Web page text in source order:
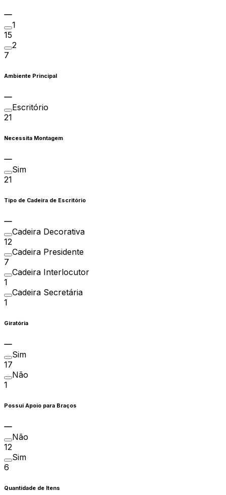
1
15
2
7
Ambiente Principal
Escritório
21
Necessita Montagem
Sim
21
Tipo de Cadeira de Escritório
Cadeira Decorativa
12
Cadeira Presidente
7
Cadeira Interlocutor
1
Cadeira Secretária
1
Giratória
Sim
17
Não
1
Possui Apoio para Braços
Não
12
Sim
6
Quantidade de Itens